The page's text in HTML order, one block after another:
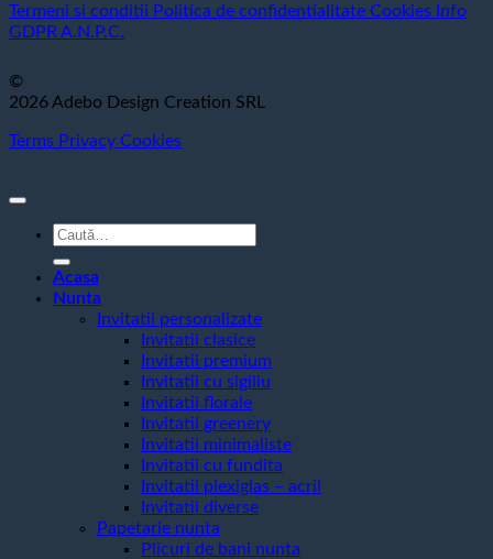
Termeni si conditii Politica de confidentialitate Cookies Info
GDPR A.N.P.C.
©
2026 Adebo Design Creation SRL
Terms Privacy Cookies
Caută
după:
Acasa
Nunta
Invitatii personalizate
Invitatii clasice
Invitatii premium
Invitatii cu sigiliu
Invitatii florale
Invitatii greenery
Invitatii minimaliste
Invitatii cu fundita
Invitatii plexiglas – acril
Invitatii diverse
Papetarie nunta
Plicuri de bani nunta